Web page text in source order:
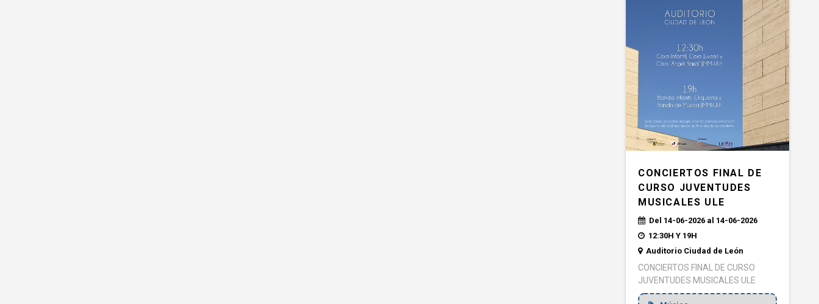
CONCIERTOS FINAL DE
CURSO JUVENTUDES
MUSICALES ULE
Del 14-06-2026 al 14-06-2026
12:30H Y 19H
Auditorio Ciudad de León
CONCIERTOS FINAL DE CURSO
JUVENTUDES MUSICALES ULE